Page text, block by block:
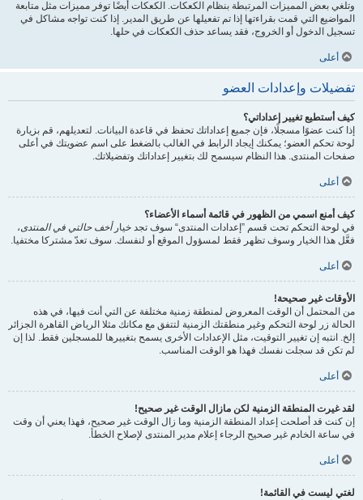
وتلغي بعض المميزات المرتبطة بنظام الكعكات. الكعكات أيضًا توفر مميزات مثل متابعة
المواضيع التي قمت بقراءتها إذا تم تفعيلها عن طريق المدير. إذا كنت تواجه مشاكل في
تسجيل الدخول أو الخروج، فقد يساعد حذف الكعكات في حلها.
أعلى
تفضيلات وإعدادات العضو
كيف أستطيع تغيير إعداداتي؟
إذا كنت عضوًا مسجلًا، فإن جميع إعداداتك تحفظ في قاعدة البيانات. لتعديلهم، قم بزيارة
لوحة تحكم العضو؛ يمكنك إيجاد الرابط في الغالب بالضغط على اسم عضويتك في أعلى
صفحات المنتدى. هذا النظام سيسمح لك بتغيير إعداداتك وتفضيلاتك.
أعلى
كيف أمنع اسمي من الظهور في قائمة أسماء الأعضاء؟
في لوحة التحكم تحت قسم ”إعدادات المنتدى“ سوف تجد خيارأخف حالتي في المنتدى،
فعَّل هذا الخيار وسوف تظهر فقط لمسؤول الموقع أو لنفسك. سوف تعدّ مشتركا مختفيا.
أعلى
الأوقات غير صحيحة!
من المحتمل أن الوقت المعروض لمنطقة زمنية مختلفة عن التي أنت فيها، في هذه
الحالة زر لوحة التحكم وغير منطقتك الزمنية لتتفق مع مكانك مثلا الرياض القاهرة الجزائر
إلخ. انتبه إن تغيير التوقيت، مثل الإعدادات الأخرى يسمح بتغييرها للمسجلين فقط. لذا إن
لم تكن قد سجلت نفسك فهذا هو الوقت المناسب.
أعلى
لقد غيرت المنطقة الزمنية لكن مازال الوقت غير صحيح!
إن كنت قد أصلحت إعداد المنطقة الزمنية وما زال الوقت غير صحيح، فهذا يعني أن وقت
في ساعة الخادم غير صحيح الرجاء إعلام مدير المنتدى لإصلاح الخطأ.
أعلى
لغتي ليست في القائمة!